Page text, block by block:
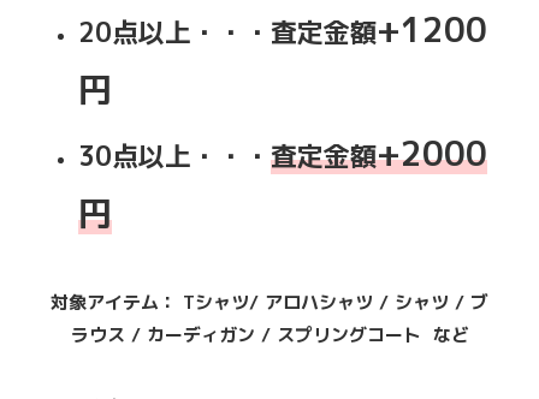
20点以上・・・査定金額+1200
円
30点以上・・・ 査定金額+2000
円
対象アイテム： Tシャツ/ アロハシャツ / シャツ / ブ
ラウス / カーディガン / スプリングコート など